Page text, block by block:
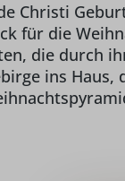
Christi
für die
die durch
ins